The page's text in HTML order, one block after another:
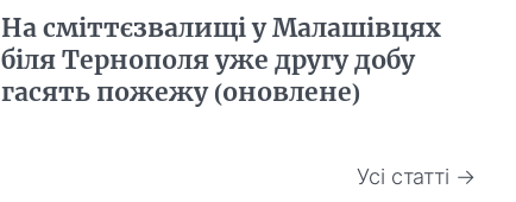
На сміттєзвалищі у Малашівцях
біля Тернополя уже другу добу
гасять пожежу (оновлене)
Усі статті →